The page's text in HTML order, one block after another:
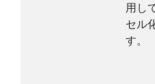
用し
セル
す。